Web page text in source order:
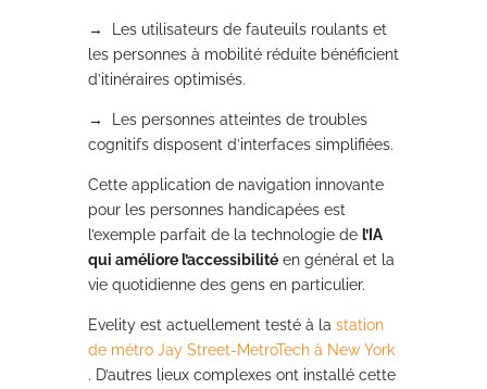
→
Les utilisateurs de fauteuils roulants et
les personnes à mobilité réduite bénéficient
d’itinéraires optimisés.
→
Les personnes atteintes de troubles
cognitifs disposent d’interfaces simplifiées.
Cette application de navigation innovante
pour les personnes handicapées est
l’exemple parfait de la technologie de l’IA
qui améliore l’accessibilitéen général et la
vie quotidienne des gens en particulier.
Evelity est actuellement testé à la station
de métro Jay Street-MetroTech à New York
. D’autres lieux complexes ont installé cette